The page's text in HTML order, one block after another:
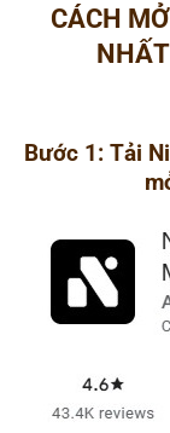
CÁCH
Bước 1: Tải